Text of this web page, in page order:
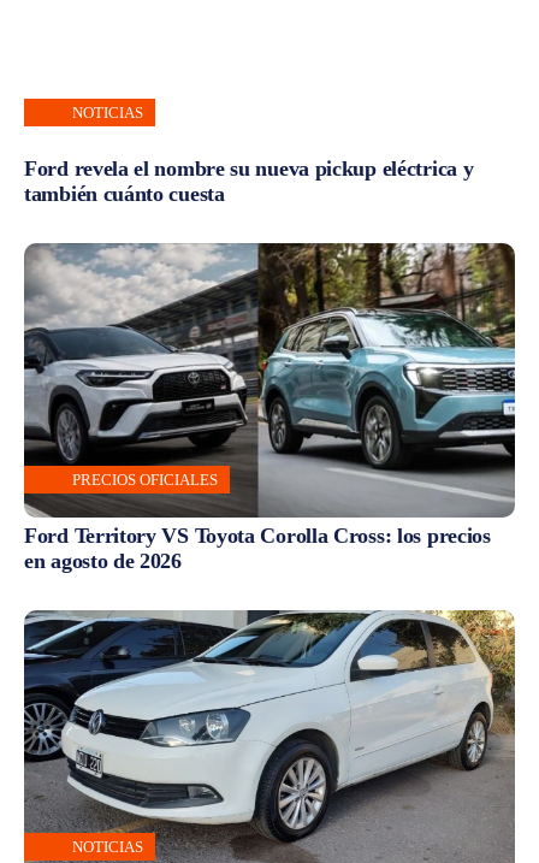
NOTICIAS
Ford revela el nombre su nueva pickup eléctrica y
también cuánto cuesta
PRECIOS OFICIALES
Ford Territory VS Toyota Corolla Cross: los precios
en agosto de 2026
NOTICIAS